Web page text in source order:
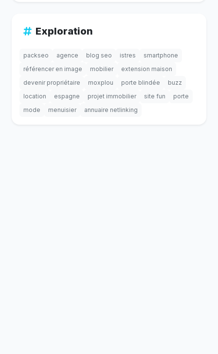
Exploration
packseo agence blog seo istres
smartphone
référencer en image
mobilier
extension maison
devenir propriétaire
moxplou porte blindée
buzz
location
espagne projet immobilier site fun
porte
mode
menuisier annuaire netlinking